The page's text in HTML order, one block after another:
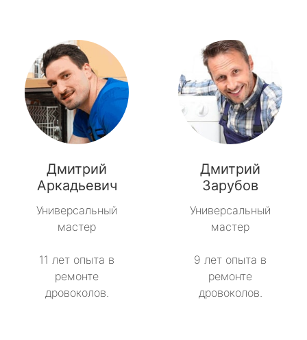
Дмитрий
Аркадьевич
Универсальный
мастер
11 лет опыта в
ремонте
дровоколов.
Дмитрий
Зарубов
Универсальный
мастер
9 лет опыта в
ремонте
дровоколов.